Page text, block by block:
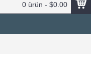
0 ürün - $0.00